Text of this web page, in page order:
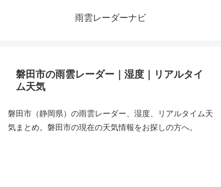
雨雲レーダーナビ
磐田市の雨雲レーダー｜湿度｜リアルタイ
ム天気
磐田市（静岡県）の雨雲レーダー、湿度、リアルタイム天
気まとめ。磐田市の現在の天気情報をお探しの方へ。